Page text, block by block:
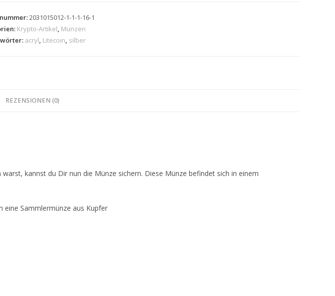
2031015012-1-1-1-16-1
Krypto-Artikel, Münzen
acryl, Litecoin, silber
REZENSIONEN (0)
kannst du Dir nun die Münze sichern. Diese Münze befindet sich in einem
eine Sammlermünze aus Kupfer